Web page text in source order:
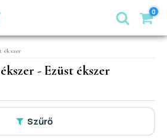
0
ékszer
- Ezüst ékszer
Szűrő